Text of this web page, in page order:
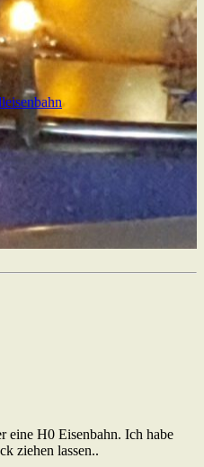
eine H0 Eisenbahn. Ich habe
ziehen lassen..